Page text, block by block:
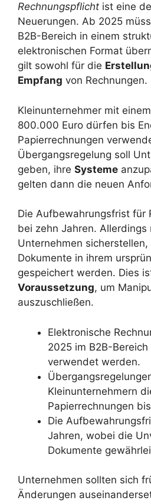
Rechnungspflicht ist eine
Neuerungen. Ab 2025
B2B-Bereich in einem
elektronischen Format
gilt sowohl für die
Empfang von Rechnungen.
Kleinunternehmer mit
800.000 Euro dürfen bis
Papierrechnungen
Übergangsregelung soll
geben, ihre Systeme
gelten dann die neuen
Die Aufbewahrungsfrist für
bei zehn Jahren. Allerdings
Unternehmen
Dokumente in ihrem
gespeichert werden. Dies
Voraussetzung, um
auszuschließen.
Elektronische
2025 im B2B-
verwendet werden.
Kleinunternehmern
Papierrechnungen
Die
Jahren, wobei die
Dokumente
Unternehmen sollten sich
Änderungen